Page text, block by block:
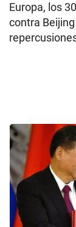
Europa, los
contra